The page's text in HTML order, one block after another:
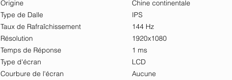
Origine
Chine continentale
Type de Dalle
IPS
Taux de Rafraîchissement
144 Hz
Résolution
1920x1080
Temps de Réponse
1 ms
Type d'écran
LCD
Courbure de l'écran
Aucune